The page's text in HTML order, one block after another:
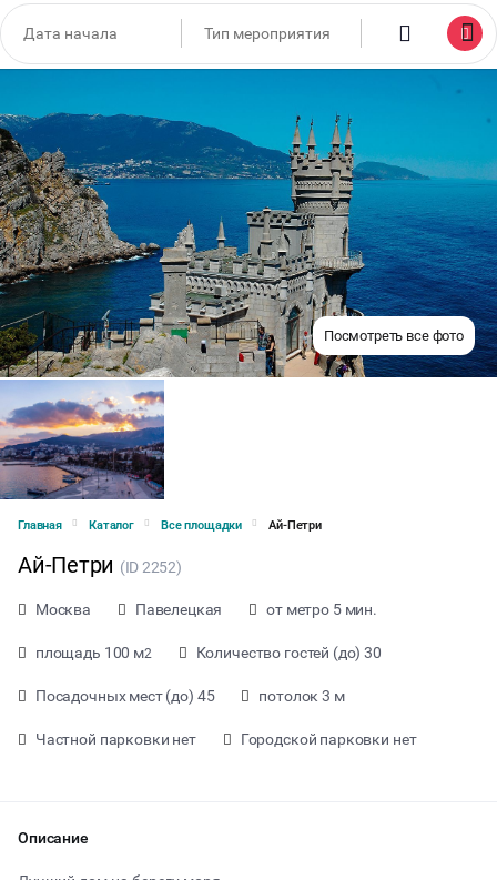
Посмотреть все фото
Главная Каталог Все площадки Ай-Петри
Ай-Петри (ID 2252)
Москва Павелецкая от метро 5 мин.
площадь 100 м2 Количество гостей (до) 30
Посадочных мест (до) 45 потолок 3 м
Частной парковки нет Городской парковки нет
Описание